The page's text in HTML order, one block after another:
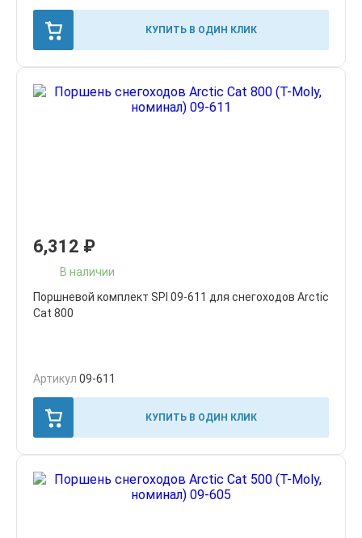
КУПИТЬ В ОДИН КЛИК
6,312 ₽
В наличии
Поршневой комплект SPI 09-611 для снегоходов Arctic
Cat 800
Артикул 09-611
КУПИТЬ В ОДИН КЛИК